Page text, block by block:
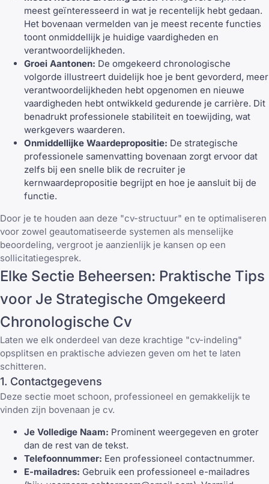
meest geïnteresseerd in wat je recentelijk hebt gedaan.
Het bovenaan vermelden van je meest recente functies
toont onmiddellijk je huidige vaardigheden en
verantwoordelijkheden.
Groei Aantonen: De omgekeerd chronologische
volgorde illustreert duidelijk hoe je bent gevorderd, meer
verantwoordelijkheden hebt opgenomen en nieuwe
vaardigheden hebt ontwikkeld gedurende je carrière. Dit
benadrukt professionele stabiliteit en toewijding, wat
werkgevers waarderen.
Onmiddellijke Waardepropositie: De strategische
professionele samenvatting bovenaan zorgt ervoor dat
zelfs bij een snelle blik de recruiter je
kernwaardepropositie begrijpt en hoe je aansluit bij de
functie.
Door je te houden aan deze "cv-structuur" en te optimaliseren
voor zowel geautomatiseerde systemen als menselijke
beoordeling, vergroot je aanzienlijk je kansen op een
sollicitatiegesprek.
Elke Sectie Beheersen: Praktische Tips
voor Je Strategische Omgekeerd
Chronologische Cv
Laten we elk onderdeel van deze krachtige "cv-indeling"
opsplitsen en praktische adviezen geven om het te laten
schitteren.
1. Contactgegevens
Deze sectie moet schoon, professioneel en gemakkelijk te
vinden zijn bovenaan je cv.
Je Volledige Naam: Prominent weergegeven en groter
dan de rest van de tekst.
Telefoonnummer: Een professioneel contactnummer.
E-mailadres: Gebruik een professioneel e-mailadres